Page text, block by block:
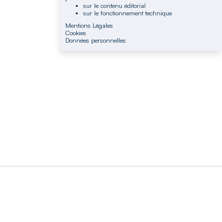
sur le contenu éditorial
sur le fonctionnement technique
Mentions Légales
Cookies
Données personnelles